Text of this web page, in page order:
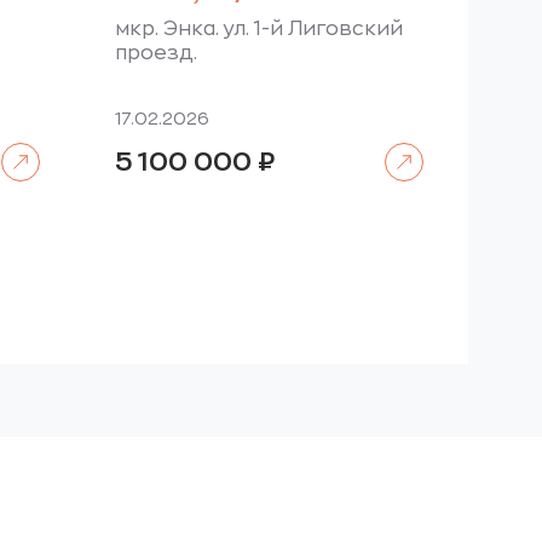
мкр. Энка. ул. 1-й Лиговский
проезд.
17.02.2026
5 100 000 ₽